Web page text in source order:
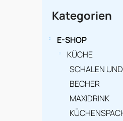
überspringen
Kategorien
E-SHOP
KÜCHE
SCHALEN
BECHER
MAXIDRINK